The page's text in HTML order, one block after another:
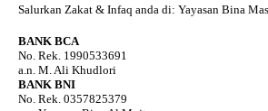
Salurkan Zakat & Infaq anda di: Yayasan Bina
BANK BCA
No. Rek. 1990533691
a.n. M. Ali Khudlori
BANK BNI
No. Rek. 0357825379